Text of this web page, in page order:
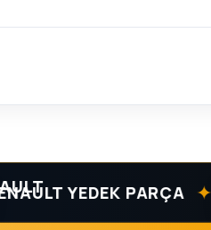
YEDEK PARÇA ✦